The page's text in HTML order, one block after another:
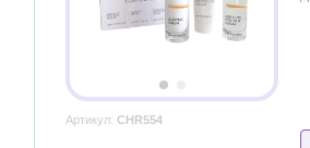
Артикул: CHR554